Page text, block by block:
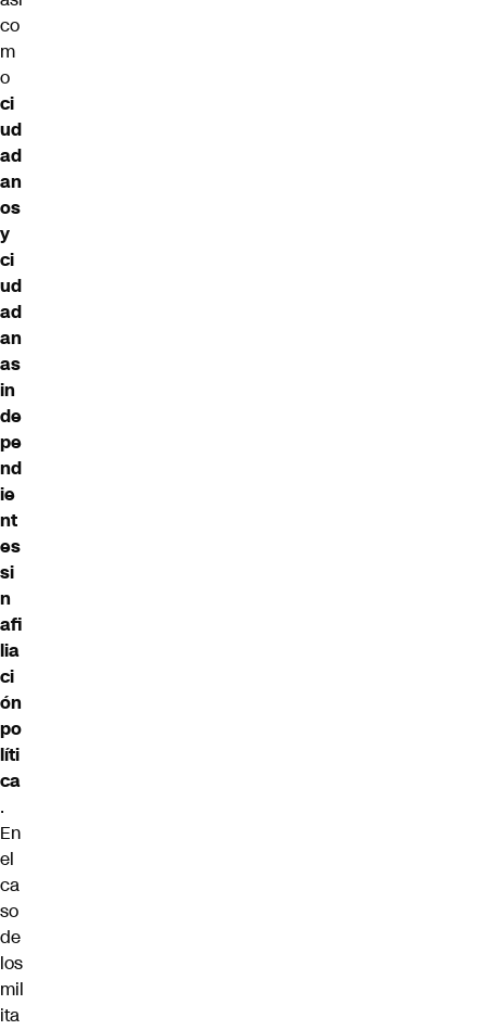
co
m
o
ci
ud
ad
an
os
y
ci
ud
ad
an
as
in
de
pe
nd
ie
nt
es
si
n
afi
lia
ci
ón
po
líti
ca
.
En
el
ca
so
de
los
mil
ita